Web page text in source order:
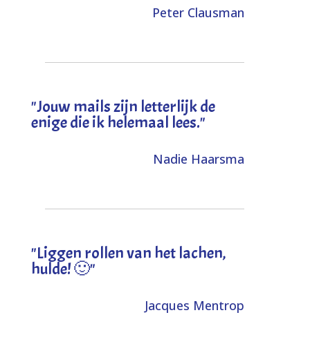
Peter Clausman
"Jouw mails zijn letterlijk de
enige die ik helemaal lees."
Nadie Haarsma
"Liggen rollen van het lachen,
hulde! 🙂"
Jacques Mentrop